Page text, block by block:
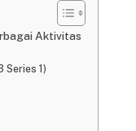
Aktivitas
Series 1)